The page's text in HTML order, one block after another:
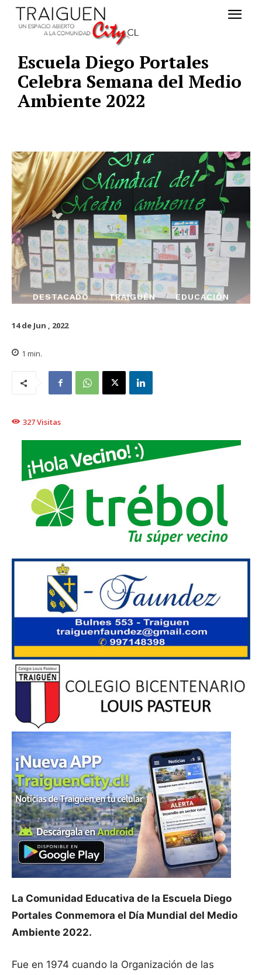
Escuela Diego Portales
Celebra Semana del Medio
Ambiente 2022
DESTACADO TRAIGUÉN EDUCACIÓN
14 de Jun , 2022
1 min.
327Visitas
La Comunidad Educativa de la Escuela Diego
Portales Conmemora el Día Mundial del Medio
Ambiente 2022.
Fue en 1974 cuando la Organización de las